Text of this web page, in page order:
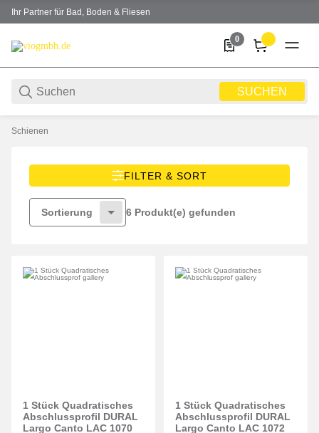
Ihr Partner für Bad, Boden & Fliesen
SUCHEN
0
0 Produkte in der Liste
Schienen
FILTER & SORT
Sortierung 6 Produkt(e) gefunden
1 Stück Quadratisches
Abschlussprofil DURAL
Largo Canto LAC 1070
1 Stück Quadratisches
Abschlussprofil DURAL
Largo Canto LAC 1072